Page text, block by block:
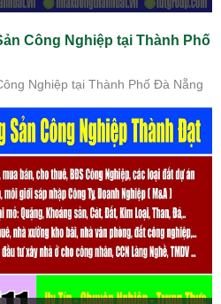
Công Nghiệp tại Thành Phố
Nghiệp tại Thành Phố Đà Nẵng